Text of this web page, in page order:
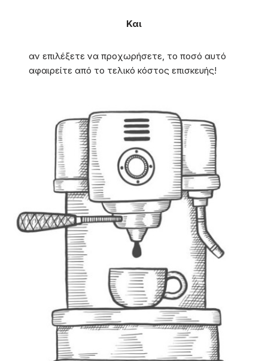
Και
αν επιλέξετε να προχωρήσετε, το ποσό αυτό
αφαιρείτε από το τελικό κόστος επισκευής!